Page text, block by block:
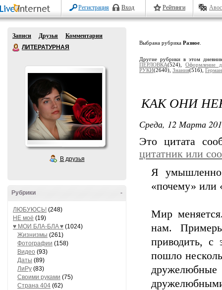
Регистрация Вход Рейтинги
Записи Друзья
Комментарии
ЛИТЕРАТУРНАЯ
В друзья
-
Рубрики
ЛЮБУЮСЬ! (248)
НЕ моё (19)
♥ МОИ БЛA-БЛA ♥ (1024)
Жизнизмы (261)
Фотографии (158)
Видео (93)
Даты (89)
ЛиРу (83)
Своими руками (75)
Страна 404 (62)
Выбрана рубрика Разное
Другие рубрики в этом
ПЕРЛОВКА(524),Оформление
РУКИ(2640), Знания(516),
КАК ОНИ
Среда, 12 Марта
Это цитата
цитатник или
Я
«почему» или
Мир
нам.
приводить, с
пошло